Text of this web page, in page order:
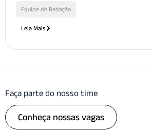
Equipe de Redação
Leia Mais
Faça parte do nosso time
Conheça nossas vagas